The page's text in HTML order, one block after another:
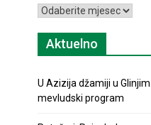
Arhiva
Aktuelno
U Azizija džamiji u
mevludski program